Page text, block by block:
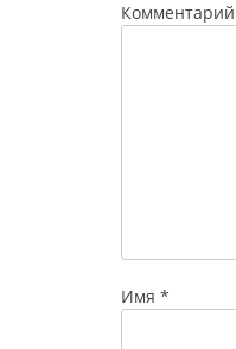
Комментарий
Имя *